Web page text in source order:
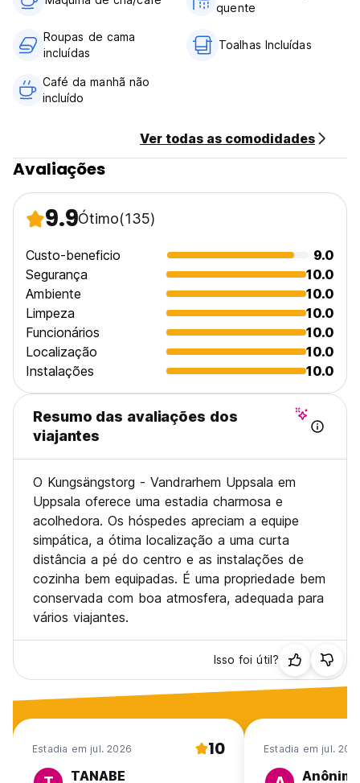
quente
Roupas de cama
incluídas
Toalhas Incluídas
Café da manhã não
incluído
Ver todas as comodidades
Avaliações
9.9Ótimo(135)
Custo-beneficio
9.0
Segurança
10.0
Ambiente
10.0
Limpeza
10.0
Funcionários
10.0
Localização
10.0
Instalações
10.0
Resumo das avaliações dos
viajantes
O Kungsängstorg - Vandrarhem Uppsala em
Uppsala oferece uma estadia charmosa e
acolhedora. Os hóspedes apreciam a equipe
simpática, a ótima localização a uma curta
distância a pé do centro e as instalações de
cozinha bem equipadas. É uma propriedade bem
conservada com boa atmosfera, adequada para
vários viajantes.
Isso foi útil?
Estadia em jul. 2026 10
TANABE
Estadia em jul.